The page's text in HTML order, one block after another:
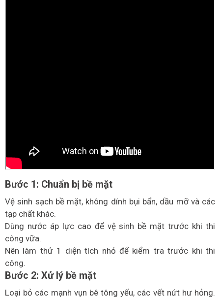
Bước 1: Chuẩn bị bề mặt
Vệ sinh sạch bề mặt, không dính bụi bẩn, dầu mỡ và các
tạp chất khác.
Dùng nước áp lực cao để vệ sinh bề mặt trước khi thi
công vữa.
Nên làm thử 1 diện tích nhỏ để kiểm tra trước khi thi
công.
Bước 2: Xử lý bề mặt
Loại bỏ các mạnh vụn bê tông yếu, các vết nứt hư hỏng.